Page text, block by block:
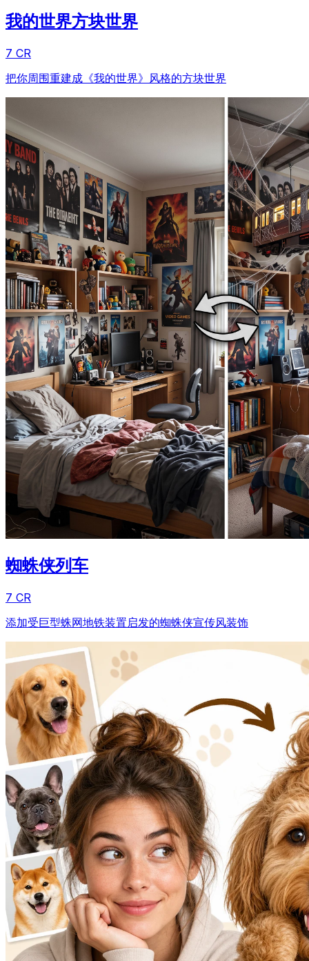
我的世界方块世界
7 CR
把你周围重建成《我的世界》风格的方块世界
蜘蛛侠列车
7 CR
添加受巨型蛛网地铁装置启发的蜘蛛侠宣传风装饰